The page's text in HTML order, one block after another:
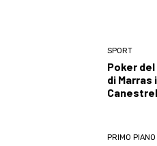
SPORT
Poker
di Marras
PRIMO PIANO